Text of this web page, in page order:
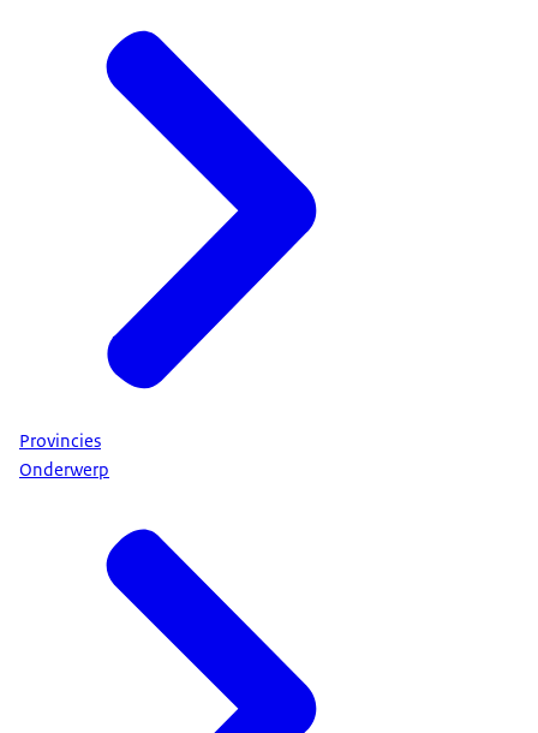
Provincies
Onderwerp